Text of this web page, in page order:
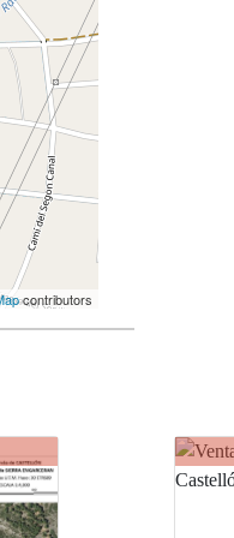
contributors